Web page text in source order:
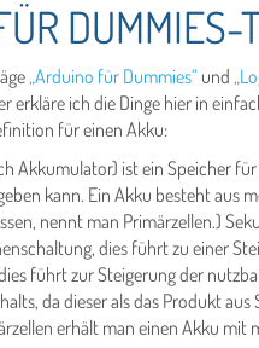
DUMMIES-
„Arduino für Dummies“ und
erkläre ich die Dinge hier in
für einen Akku:
Akkumulator) ist ein Speicher
kann. Ein Akku besteht aus
nennt man Primärzellen.)
dies führt zu einer
führt zur Steigerung der
da dieser als das Produkt
erhält man einen Akku mit